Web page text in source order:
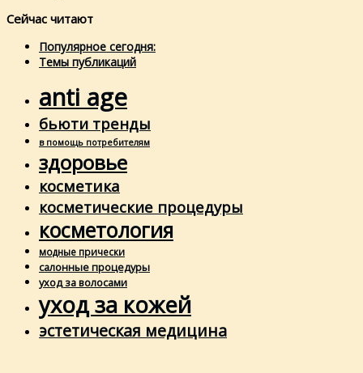
Сейчас читают
Популярное сегодня:
Темы публикаций
anti age
бьюти тренды
в помощь потребителям
здоровье
косметика
косметические процедуры
косметология
модные прически
салонные процедуры
уход за волосами
уход за кожей
эстетическая медицина